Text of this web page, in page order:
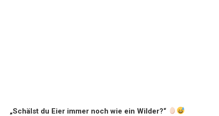
„Schälst du Eier immer noch wie ein Wilder?“